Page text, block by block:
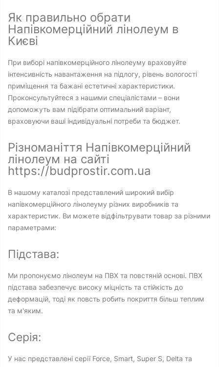
Як правильно обрати
Напівкомерційний лінолеум в
Києві
При виборі напівкомерційного лінолеуму враховуйте
інтенсивність навантаження на підлогу, рівень вологості
приміщення та бажані естетичні характеристики.
Проконсультуйтеся з нашими спеціалістами – вони
допоможуть вам підібрати оптимальний варіант,
враховуючи ваші індивідуальні потреби та бюджет.
Різноманіття Напівкомерційний
лінолеум на сайті
https://budprostir.com.ua
В нашому каталозі представлений широкий вибір
напівкомерційного лінолеуму різних виробників та
характеристик. Ви можете відфільтрувати товар за різними
параметрами:
Підстава:
Ми пропонуємо лінолеум на ПВХ та повстяній основі. ПВХ
підстава забезпечує високу міцність та стійкість до
деформацій, тоді як повсть робить покриття більш теплим
та м'яким.
Серія:
У нас представлені серії Force, Smart, Super S, Delta та